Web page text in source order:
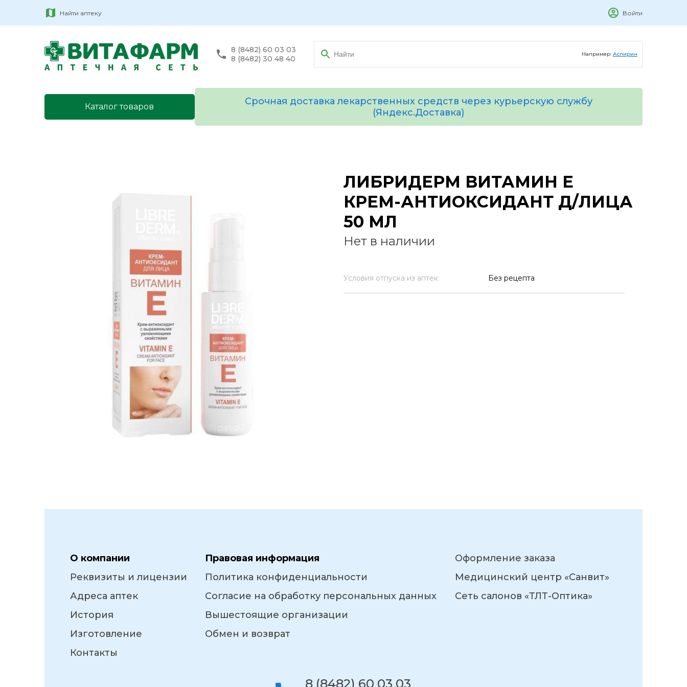
Найти аптеку Войти
8 (8482) 60 03 03
8 (8482) 30 48 40
Например: Аспирин
Каталог товаров
Срочная доставка лекарственных средств через курьерскую службу
(Яндекс.Доставка)
ЛИБРИДЕРМ ВИТАМИН Е
КРЕМ-АНТИОКСИДАНТ Д/ЛИЦА
50 МЛ
Нет в наличии
Условия отпуска из аптек: Без рецепта
О компании
Реквизиты и лицензии
Адреса аптек
История
Изготовление
Контакты
Правовая информация
Политика конфиденциальности
Согласие на обработку персональных данных
Вышестоящие организации
Обмен и возврат
Оформление заказа
Медицинский центр «Санвит»
Сеть салонов «ТЛТ-Оптика»
8 (8482) 60 03 03